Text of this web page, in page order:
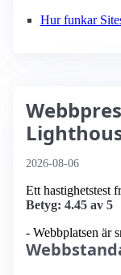
Hur funkar
2026-08-06
Ett hastighetstest
Betyg: 4.45 av 5
- Webbplatsen är